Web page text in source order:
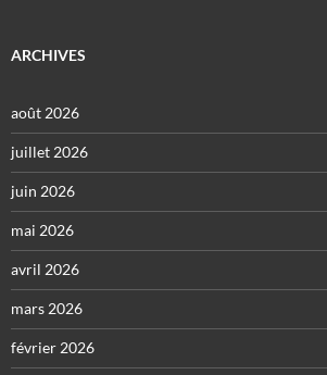
ARCHIVES
août 2026
juillet 2026
juin 2026
mai 2026
avril 2026
mars 2026
février 2026